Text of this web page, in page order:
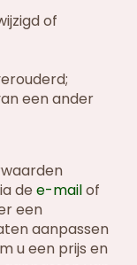
of
een ander
dee-mailof
een
aanpassen
u een prijs en